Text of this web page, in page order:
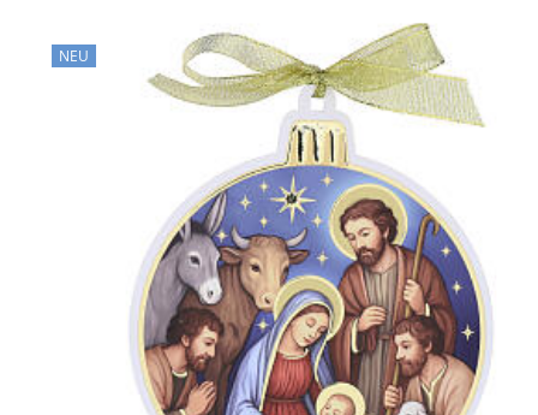
NEU